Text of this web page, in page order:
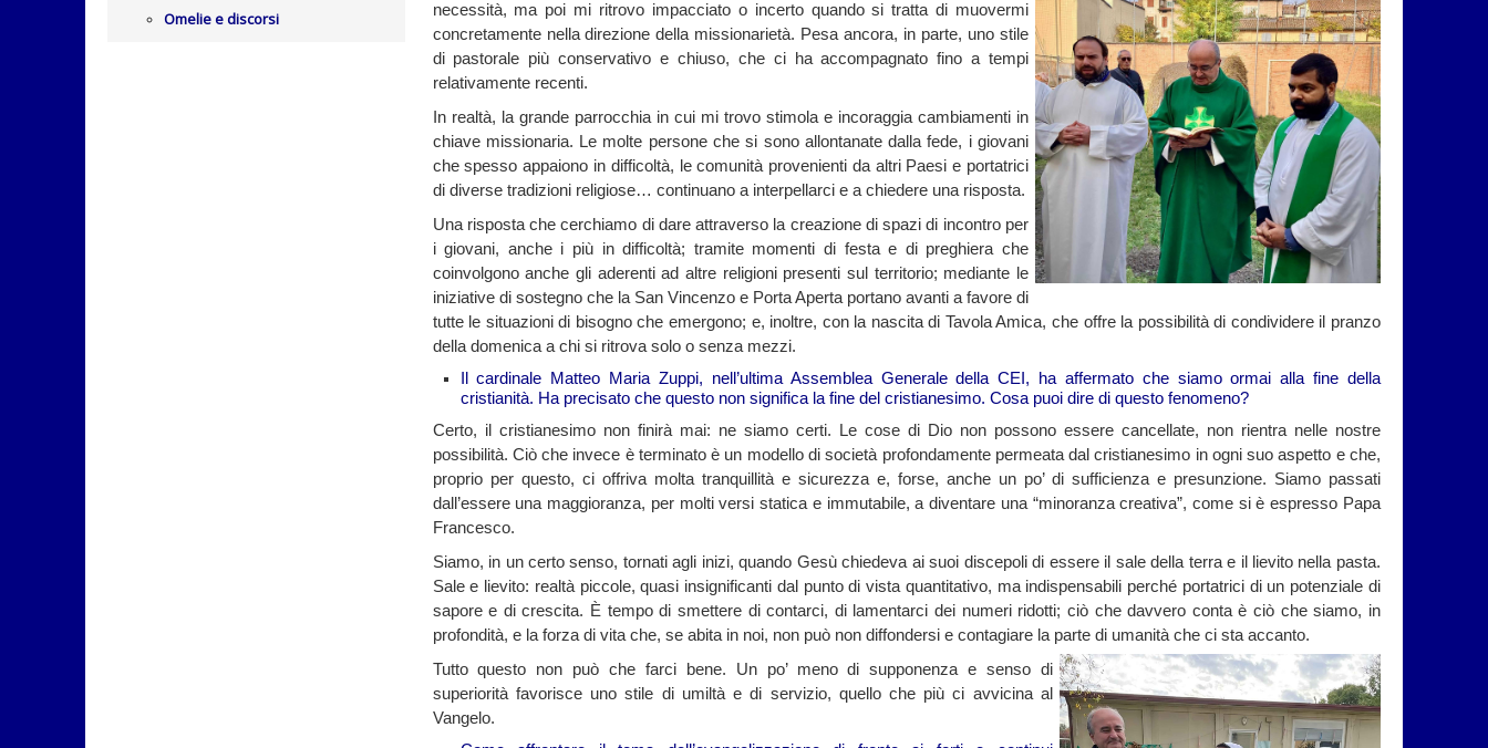
Omelie e discorsi
necessità, ma poi mi ritrovo impacciato o incerto quando si tratta di muovermi
concretamente nella direzione della missionarietà. Pesa ancora, in parte, uno stile
di pastorale più conservativo e chiuso, che ci ha accompagnato fino a tempi
relativamente recenti.
In realtà, la grande parrocchia in cui mi trovo stimola e incoraggia cambiamenti in
chiave missionaria. Le molte persone che si sono allontanate dalla fede, i giovani
che spesso appaiono in difficoltà, le comunità provenienti da altri Paesi e portatrici
di diverse tradizioni religiose… continuano a interpellarci e a chiedere una risposta.
Una risposta che cerchiamo di dare attraverso la creazione di spazi di incontro per
i giovani, anche i più in difficoltà; tramite momenti di festa e di preghiera che
coinvolgono anche gli aderenti ad altre religioni presenti sul territorio; mediante le
iniziative di sostegno che la San Vincenzo e Porta Aperta portano avanti a favore di
tutte le situazioni di bisogno che emergono; e, inoltre, con la nascita di Tavola Amica, che offre la possibilità di condividere il pranzo
della domenica a chi si ritrova solo o senza mezzi.
Il cardinale Matteo Maria Zuppi, nell’ultima Assemblea Generale della CEI, ha affermato che siamo ormai alla fine della
cristianità. Ha precisato che questo non significa la fine del cristianesimo. Cosa puoi dire di questo fenomeno?
Certo, il cristianesimo non finirà mai: ne siamo certi. Le cose di Dio non possono essere cancellate, non rientra nelle nostre
possibilità. Ciò che invece è terminato è un modello di società profondamente permeata dal cristianesimo in ogni suo aspetto e che,
proprio per questo, ci offriva molta tranquillità e sicurezza e, forse, anche un po’ di sufficienza e presunzione. Siamo passati
dall’essere una maggioranza, per molti versi statica e immutabile, a diventare una “minoranza creativa”, come si è espresso Papa
Francesco.
Siamo, in un certo senso, tornati agli inizi, quando Gesù chiedeva ai suoi discepoli di essere il sale della terra e il lievito nella pasta.
Sale e lievito: realtà piccole, quasi insignificanti dal punto di vista quantitativo, ma indispensabili perché portatrici di un potenziale di
sapore e di crescita. È tempo di smettere di contarci, di lamentarci dei numeri ridotti; ciò che davvero conta è ciò che siamo, in
profondità, e la forza di vita che, se abita in noi, non può non diffondersi e contagiare la parte di umanità che ci sta accanto.
Tutto questo non può che farci bene. Un po’ meno di supponenza e senso di
superiorità favorisce uno stile di umiltà e di servizio, quello che più ci avvicina al
Vangelo.